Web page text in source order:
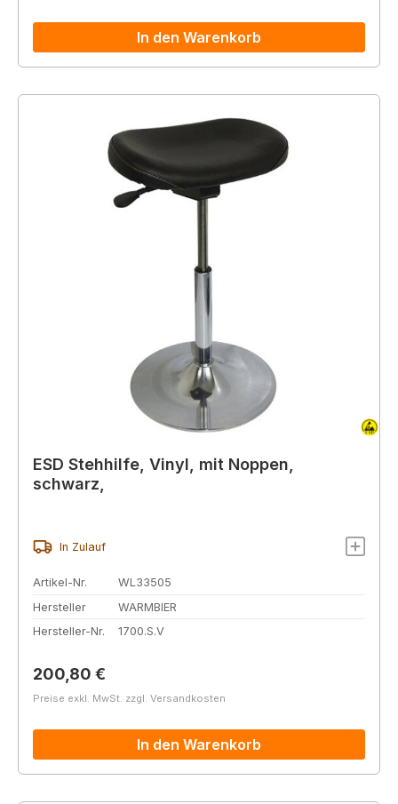
In den Warenkorb
ESD Stehhilfe, Vinyl, mit Noppen,
schwarz,
In Zulauf
Artikel-Nr.
WL33505
Hersteller
WARMBIER
Hersteller-Nr.
1700.S.V
Regulärer Preis:
200,80 €
Preise exkl. MwSt. zzgl. Versandkosten
In den Warenkorb